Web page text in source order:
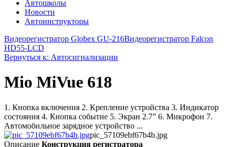
Автошколы
Новости
Автоинструкторы
Видеорегистратор Globex GU-216Видеорегистратор Falcon
HD55-LCD
Вернуться к: Автосигнализации
Mio MiVue 618
1. Кнопка включения 2. Крепление устройства 3. Индикатор
состояния 4. Кнопка событие 5. Экран 2.7” 6. Микрофон 7.
Автомобильное зарядное устройство ...
pic_57109ebf67b4b.jpg
Описание Конструкция регистратора